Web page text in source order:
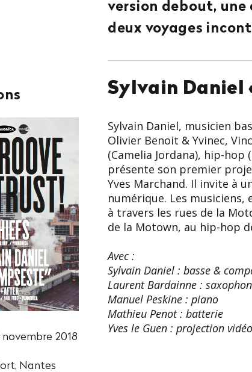
version debout, une
deux voyages
2018
Nantes
Sylvain Daniel
Sylvain Daniel, musicien
Olivier Benoit & Yvinec,
(Camelia Jordana), hip-hop
présente son premier
Yves Marchand. Il invite à
numérique. Les
à travers les rues de la
de la Motown, au hip-hop
Avec :
Sylvain Daniel : basse &
Laurent Bardainne :
Manuel Peskine : piano
Mathieu Penot : batterie
Yves le Guen : projection vidéo